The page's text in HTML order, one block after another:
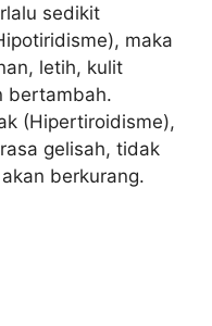
sedikit
maka
letih, kulit
bertambah.
(Hipertiroidisme),
gelisah, tidak
berkurang.